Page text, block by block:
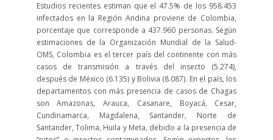
Estudios recientes estiman que el 47.5% de los 958.453
infectados en la Región Andina proviene de Colombia,
porcentaje que corresponde a 437.960 personas. Según
estimaciones de la Organización Mundial de la Salud-
OMS, Colombia es el tercer país del continente con más
casos de transmisión a través del insecto (5.274),
después de México (6.135) y Bolivia (8.087). En el país, los
departamentos con más presencia de casos de Chagas
son Amazonas, Arauca, Casanare, Boyacá, Cesar,
Cundinamarca, Magdalena, Santander, Norte de
Santander, Tolima, Huila y Meta, debido a la presencia de